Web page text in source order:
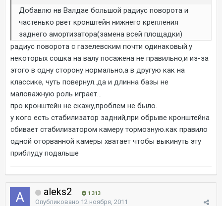
Добавлю нв Валдае большой радиус поворота и
частенько рвет кронштейн нижнего крепления
заднего амортизатора(замена всей площадки)
радиус поворота с газелевским почти одинаковый.у
некоторых сошка на валу посажена не правильно,и из-за
этого в одну сторону нормально,а в другую как на
классике, чуть повернул..да и длинна базы не
маловажную роль играет...
про кронштейн не скажу,проблем не было.
у кого есть стабилизатор задний,при обрыве кронштейна
сбивает стабилизатором камеру тормозную.как правило
одной оторванной камеры хватает чтобы выкинуть эту
приблуду подальше
aleks2 1 313
Опубликовано 12 ноября, 2011